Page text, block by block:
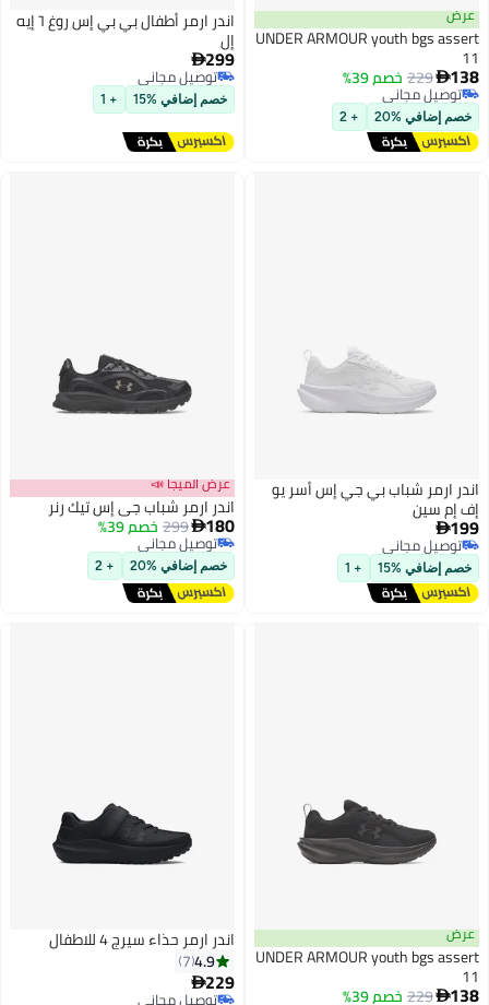
عرض
UNDER ARMOUR youth bgs assert
11
138
229 خصم 39%
توصيل مجاني
توصيل مجاني
خصم إضافي %20 + 2
اندر ارمر أطفال بي بي إس روغ ٦ إيه
إل
299
توصيل مجاني
توصيل مجاني
خصم إضافي %15 + 1
2
اندر ارمر شباب بي جي إس أسر يو
إف إم سين
199
توصيل مجاني
توصيل مجاني
خصم إضافي %15 + 1
عرض الميجا 📣
اندر ارمر شباب جي إس تيك رنر
180
299 خصم 39%
توصيل مجاني
توصيل مجاني
خصم إضافي %20 + 2
عرض
UNDER ARMOUR youth bgs assert
11
138
229 خصم 39%
اندر ارمر حذاء سيرج 4 للاطفال
4.9
7
229